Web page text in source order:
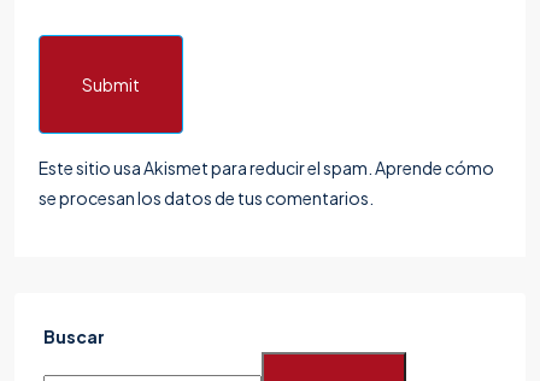
Submit
Este sitio usa Akismet para reducir el spam. Aprende cómo
se procesan los datos de tus comentarios.
Buscar